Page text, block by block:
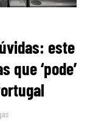
este
que ‘pode’